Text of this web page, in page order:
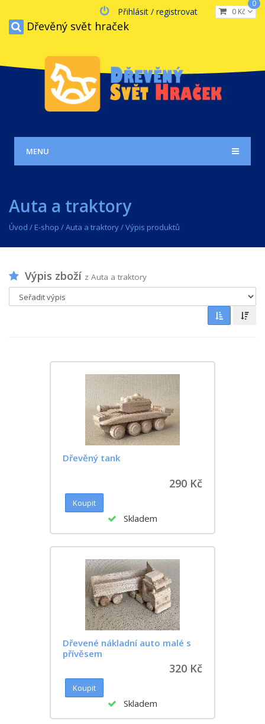
0 Kč
0
Přihlásit / registrovat
Dřevěný svět hraček
MENU
Auta a traktory
Úvod / E-shop /Auta a traktory/ Výpis produktů
Výpis zboží z Auta a traktory
Dřevěný tank
290 Kč
Skladem
Dřevené nákladní auto malé s
přívěsem
320 Kč
Skladem